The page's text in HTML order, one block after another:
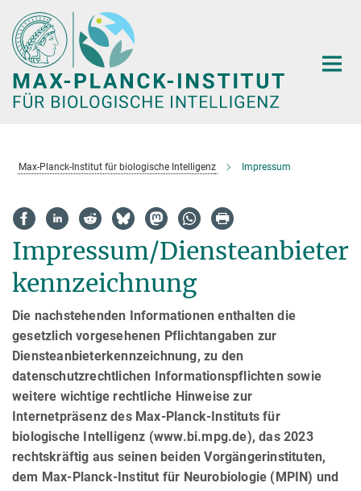
Hauptinhalt
Max-Planck-Institut für biologische Intelligenz Impressum
Impressum/Diensteanbieter
kennzeichnung
Die nachstehenden Informationen enthalten die
gesetzlich vorgesehenen Pflichtangaben zur
Diensteanbieterkennzeichnung, zu den
datenschutzrechtlichen Informationspflichten sowie
weitere wichtige rechtliche Hinweise zur
Internetpräsenz des Max-Planck-Instituts für
biologische Intelligenz (www.bi.mpg.de), das 2023
rechtskräftig aus seinen beiden Vorgängerinstituten,
dem Max-Planck-Institut für Neurobiologie (MPIN) und